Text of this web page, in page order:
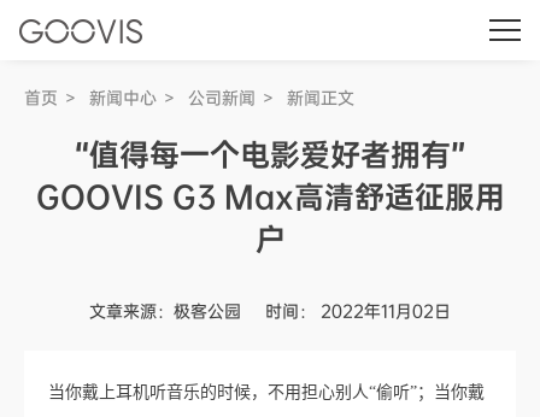
首页 新闻中心 公司新闻 新闻正文
“值得每一个电影爱好者拥有”
GOOVIS G3 Max高清舒适征服用
户
文章来源：极客公园 时间： 2022年11月02日
当你戴上耳机听音乐的时候，不用担心别人“偷听”；当你戴